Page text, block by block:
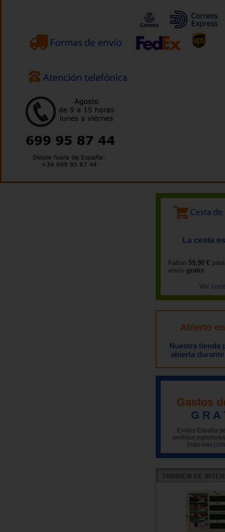
La cesta
Faltan 59,90 €
envío gratis
Ver
Abierto
Nuestra tienda
abierta
Gastos
G R A
Envíos España
pedidos
(más iva)